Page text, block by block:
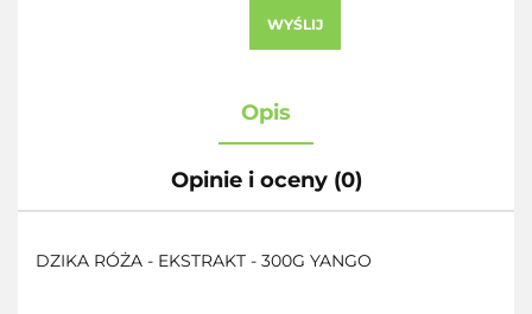
WYŚLIJ
Opis
Opinie i oceny (0)
DZIKA RÓŻA - EKSTRAKT - 300G YANGO